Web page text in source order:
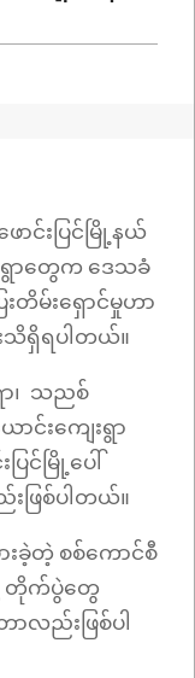
ာင်းပြင်မြို့နယ်
ရွာတွေက ဒေသခံ
းတိမ်းရှောင်မှုဟာ
သိရှိရပါတယ်။
ာ၊ သညစ်
ာင်းကျေးရွာ
ြင်မြို့ပေါ်
ဖြစ်ပါတယ်။
းခဲ့တဲ့ စစ်ကောင်စီ
တိုက်ပွဲတွေ
လည်းဖြစ်ပါ